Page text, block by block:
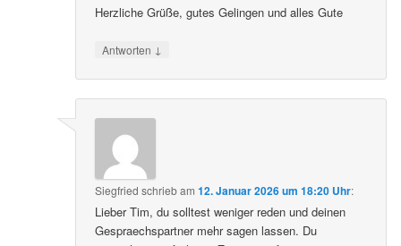
Herzliche Grüße, gutes Gelingen und alles Gute
Antworten ↓
Siegfried schriebam12. Januar 2026 um 18:20 Uhr:
Lieber Tim, du solltest weniger reden und deinen
Gespraechspartner mehr sagen lassen. Du